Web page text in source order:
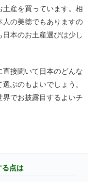
土産を買っています。相
の美徳でもありますの
本のお土産選びは少し
直接聞いて日本のどんな
ぶのもよいでしょう。
でお披露目するよいチ
る点は